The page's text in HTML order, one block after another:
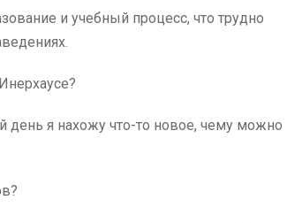
и учебный процесс, что трудно
я нахожу что-то новое, чему можно